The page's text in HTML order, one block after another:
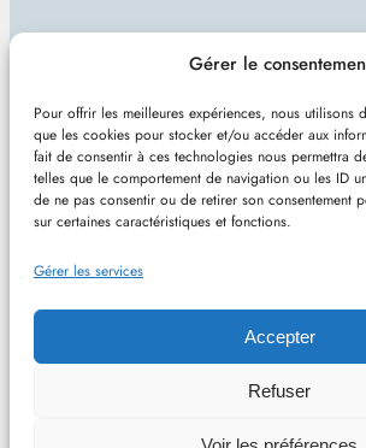
Gérer le
Pour offrir les meilleures expériences, nous utilisons
que les cookies pour stocker et/ou accéder aux
fait de consentir à ces technologies nous permettra
telles que le comportement de navigation ou les ID
de ne pas consentir ou de retirer son consentement
sur certaines caractéristiques et fonctions.
Gérer les services
Accepter
Refuser
e
c
h
e
r
c
Plan du site–Mentions et
pub
Philomedia.be – Philosophie,